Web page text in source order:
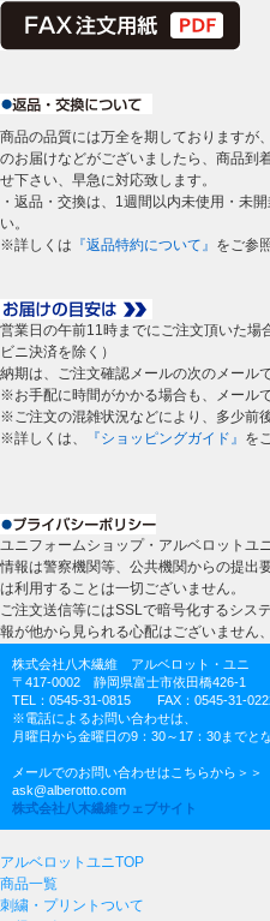
商品の品質には万全を期しておりますが
のお届けなどがございましたら、商品到
せ下さい、早急に対応致します。
・返品・交換は、1週間以内未使用・未
い。
※詳しくは 『返品特約について』 をご参
営業日の午前11時までにご注文頂いた場
ビニ決済を除く）
納期は、ご注文確認メールの次のメール
※お手配に時間がかかる場合も、メール
※ご注文の混雑状況などにより、多少前
※詳しくは、
『ショッピングガイド』 を
ユニフォームショップ・アルベロットユ
情報は警察機関等、公共機関からの提出
は利用することは一切ございません。
ご注文送信等にはSSLで暗号化するシス
報が他から見られる心配はございません
株式会社八木繊維 アルベロット・ユニ
〒417-0002 静岡県富士市依田橋426-1
TEL：0545-31-0815 FAX：0545-31-
※電話によるお問い合わせは、
月曜日から金曜日の9：30～17：30までと
メールでのお問い合わせはこちらから＞＞
ask@alberotto.com
株式会社八木繊維ウェブサイト
アルベロットユニTOP
商品一覧
刺繍・プリントついて